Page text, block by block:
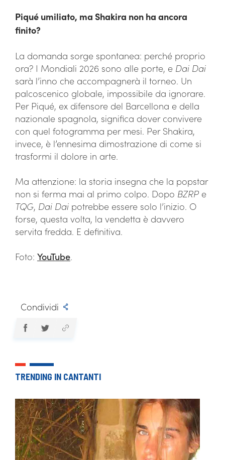
Piqué umiliato, ma Shakira non ha ancora
finito?
La domanda sorge spontanea: perché proprio
ora? I Mondiali 2026 sono alle porte, e Dai Dai
sarà l’inno che accompagnerà il torneo. Un
palcoscenico globale, impossibile da ignorare.
Per Piqué, ex difensore del Barcellona e della
nazionale spagnola, significa dover convivere
con quel fotogramma per mesi. Per Shakira,
invece, è l’ennesima dimostrazione di come si
trasformi il dolore in arte.
Ma attenzione: la storia insegna che la popstar
non si ferma mai al primo colpo. Dopo BZRP e
TQG, Dai Dai potrebbe essere solo l’inizio. O
forse, questa volta, la vendetta è davvero
servita fredda. E definitiva.
Foto: YouTube.
Condividi
TRENDING IN CANTANTI